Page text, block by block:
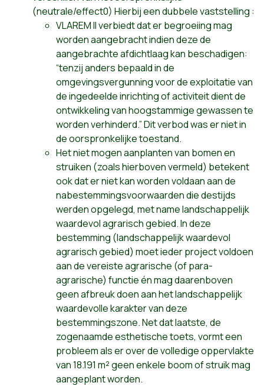
(neutrale/effect0) Hierbij een dubbele vaststelling :
VLAREM II verbiedt dat er begroeiing mag
worden aangebracht indien deze de
aangebrachte afdichtlaag kan beschadigen:
“tenzij anders bepaald in de
omgevingsvergunning voor de exploitatie van
de ingedeelde inrichting of activiteit dient de
ontwikkeling van hoogstammige gewassen te
worden verhinderd.” Dit verbod was er niet in
de oorspronkelijke toestand.
Het niet mogen aanplanten van bomen en
struiken (zoals hierboven vermeld) betekent
ook dat er niet kan worden voldaan aan de
nabestemmingsvoorwaarden die destijds
werden opgelegd, met name landschappelijk
waardevol agrarisch gebied. In deze
bestemming (landschappelijk waardevol
agrarisch gebied) moet ieder project voldoen
aan de vereiste agrarische (of para-
agrarische) functie én mag daarenboven
geen afbreuk doen aan het landschappelijk
waardevolle karakter van deze
bestemmingszone. Net dat laatste, de
zogenaamde esthetische toets, vormt een
probleem als er over de volledige oppervlakte
van 18.191 m² geen enkele boom of struik mag
aangeplant worden.